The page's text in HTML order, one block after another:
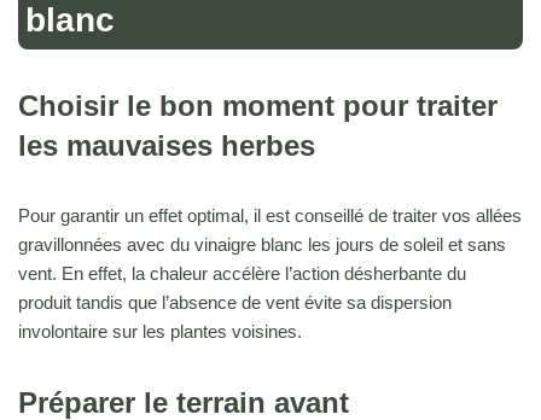
blanc
Choisir le bon moment pour traiter
les mauvaises herbes
Pour garantir un effet optimal, il est conseillé de traiter vos allées
gravillonnées avec du vinaigre blanc les jours de soleil et sans
vent. En effet, la chaleur accélère l’action désherbante du
produit tandis que l’absence de vent évite sa dispersion
involontaire sur les plantes voisines.
Préparer le terrain avant